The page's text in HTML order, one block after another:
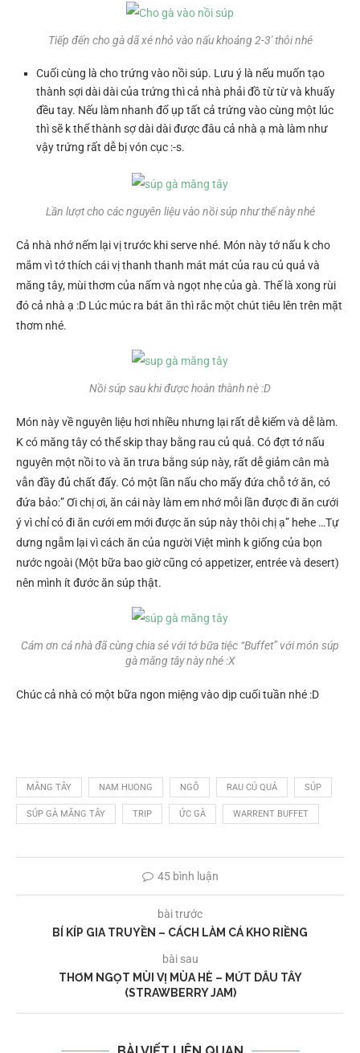
Tiếp đến cho gà dã xé nhỏ vào nấu khoảng 2-3′ thôi nhé
Cuối cùng là cho trứng vào nồi súp. Lưu ý là nếu muốn tạo
thành sợi dài dài của trứng thì cả nhà phải đồ từ từ và khuấy
đều tay. Nếu làm nhanh đổ ụp tất cả trứng vào cùng một lúc
thì sẽ k thể thành sợ dài dài được đâu cả nhà ạ mà làm như
vậy trứng rất dễ bị vón cục :-s.
Lần lượt cho các nguyên liệu vào nồi súp như thế này nhé
Cả nhà nhớ nếm lại vị trước khi serve nhé. Món này tớ nấu k cho
mắm vì tớ thích cái vị thanh thanh mát mát của rau củ quả và
măng tây, mùi thơm của nấm và ngọt nhẹ của gà. Thế là xong rùi
đó cả nhà ạ :D Lúc múc ra bát ăn thì rắc một chút tiêu lên trên mặt
thơm nhé.
Nồi súp sau khi được hoàn thành nè :D
Món này về nguyên liệu hơi nhiều nhưng lại rất dễ kiếm và dễ làm.
K có măng tây có thể skip thay bằng rau củ quả. Có đợt tớ nấu
nguyên một nồi to và ăn trưa bằng súp này, rất dễ giảm cân mà
vẫn đầy đủ chất đấy. Có một lần nấu cho mấy đứa chỗ tớ ăn, có
đứa bảo:” Ơi chị ơi, ăn cái này làm em nhớ mỗi lần được đi ăn cưới
ý vì chỉ có đi ăn cưới em mới được ăn súp này thôi chị ạ” hehe …Tự
dưng ngẫm lại vì cách ăn của người Việt mình k giống của bọn
nước ngoài (Một bữa bao giờ cũng có appetizer, entrée và desert)
nên mình ít đước ăn súp thật.
Cám ơn cả nhà đã cùng chia sẻ với tớ bữa tiệc “Buffet” với món súp
gà măng tây này nhé :X
Chúc cả nhà có một bữa ngon miệng vào dịp cuối tuần nhé :D
MĂNG TÂY NAM HUONG NGÔ RAU CỦ QUẢ SÚP
SÚP GÀ MĂNG TÂY TRIP ỨC GÀ WARRENT BUFFET
45 bình luận
bài trước
BÍ KÍP GIA TRUYỀN – CÁCH LÀM CÁ KHO RIỀNG
bài sau
THƠM NGỌT MÙI VỊ MÙA HÈ – MỨT DÂU TÂY
(STRAWBERRY JAM)